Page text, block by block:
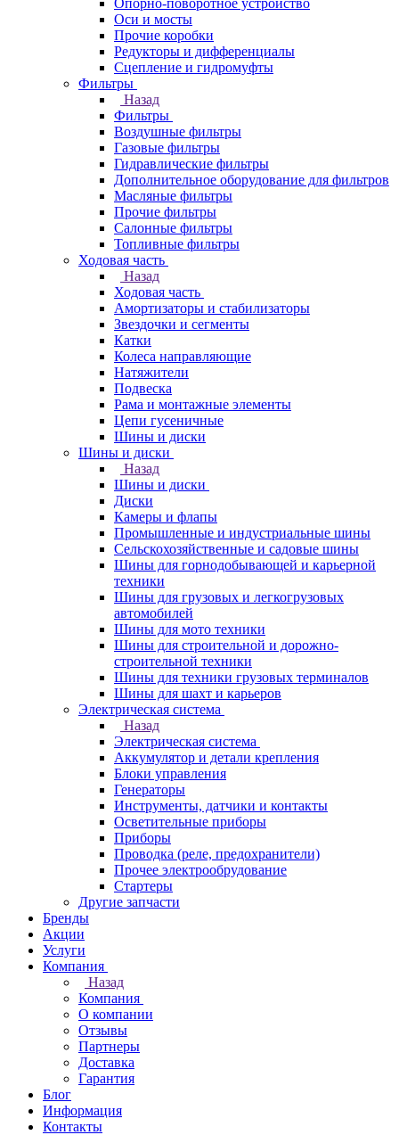
Опорно-поворотное устройство
Оси и мосты
Прочие коробки
Редукторы и дифференциалы
Сцепление и гидромуфты
Фильтры
Назад
Фильтры
Воздушные фильтры
Газовые фильтры
Гидравлические фильтры
Дополнительное оборудование для фильтров
Масляные фильтры
Прочие фильтры
Салонные фильтры
Топливные фильтры
Ходовая часть
Назад
Ходовая часть
Амортизаторы и стабилизаторы
Звездочки и сегменты
Катки
Колеса направляющие
Натяжители
Подвеска
Рама и монтажные элементы
Цепи гусеничные
Шины и диски
Шины и диски
Назад
Шины и диски
Диски
Камеры и флапы
Промышленные и индустриальные шины
Сельскохозяйственные и садовые шины
Шины для горнодобывающей и карьерной
техники
Шины для грузовых и легкогрузовых
автомобилей
Шины для мото техники
Шины для строительной и дорожно-
строительной техники
Шины для техники грузовых терминалов
Шины для шахт и карьеров
Электрическая система
Назад
Электрическая система
Аккумулятор и детали крепления
Блоки управления
Генераторы
Инструменты, датчики и контакты
Осветительные приборы
Приборы
Проводка (реле, предохранители)
Прочее электрообрудование
Стартеры
Другие запчасти
Бренды
Акции
Услуги
Компания
Назад
Компания
О компании
Отзывы
Партнеры
Доставка
Гарантия
Блог
Информация
Контакты